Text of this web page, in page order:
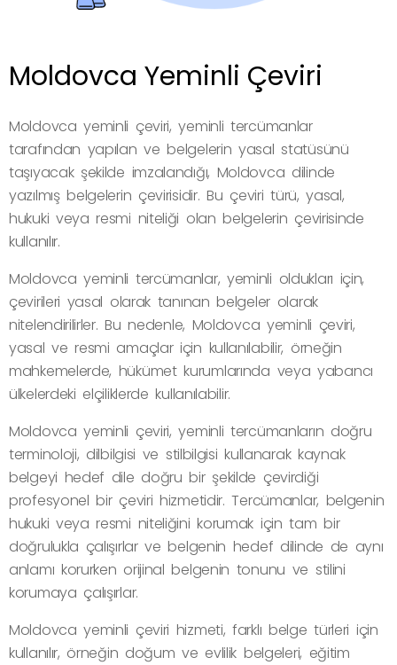
Moldovca Yeminli Çeviri
Moldovca yeminli çeviri, yeminli tercümanlar
tarafından yapılan ve belgelerin yasal statüsünü
taşıyacak şekilde imzalandığı, Moldovca dilinde
yazılmış belgelerin çevirisidir. Bu çeviri türü, yasal,
hukuki veya resmi niteliği olan belgelerin çevirisinde
kullanılır.
Moldovca yeminli tercümanlar, yeminli oldukları için,
çevirileri yasal olarak tanınan belgeler olarak
nitelendirilirler. Bu nedenle, Moldovca yeminli çeviri,
yasal ve resmi amaçlar için kullanılabilir, örneğin
mahkemelerde, hükümet kurumlarında veya yabancı
ülkelerdeki elçiliklerde kullanılabilir.
Moldovca yeminli çeviri, yeminli tercümanların doğru
terminoloji, dilbilgisi ve stilbilgisi kullanarak kaynak
belgeyi hedef dile doğru bir şekilde çevirdiği
profesyonel bir çeviri hizmetidir. Tercümanlar, belgenin
hukuki veya resmi niteliğini korumak için tam bir
doğrulukla çalışırlar ve belgenin hedef dilinde de aynı
anlamı korurken orijinal belgenin tonunu ve stilini
korumaya çalışırlar.
Moldovca yeminli çeviri hizmeti, farklı belge türleri için
kullanılır, örneğin doğum ve evlilik belgeleri, eğitim